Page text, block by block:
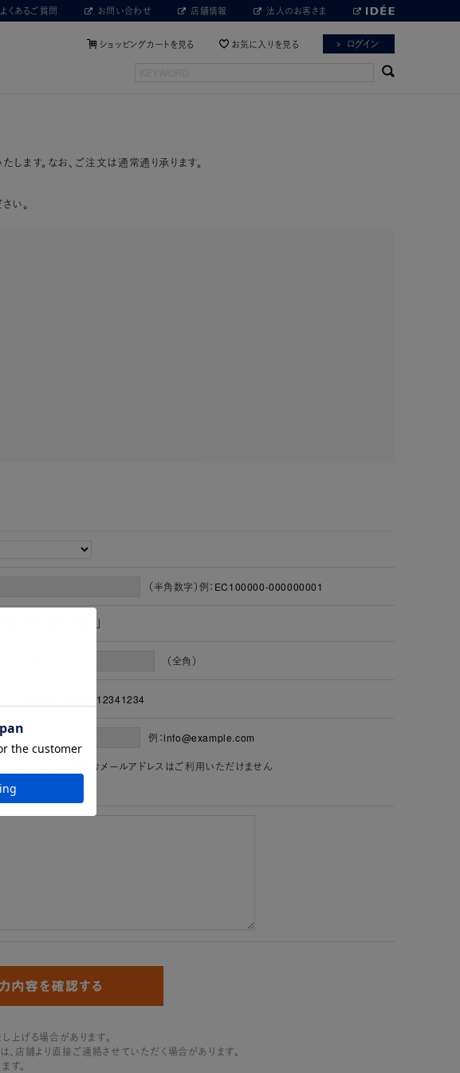
よくあるご質問 お問い合わせ 店舗情報 法人のお客さま
ショッピングカートを見る お気に入りを見る ログイン
ます。なお、ご注文は通常通り承ります。
い。
（半角数字）例：EC100000-000000001
Grid tralatan work」
（全角）
（半角数字）例：09012341234
例：info@example.com
、「.. (ドット2つ)」を含むメールアドレスはご利用いただけません
上げる場合があります。
店舗より直接ご連絡させていただく場合があります。
す。